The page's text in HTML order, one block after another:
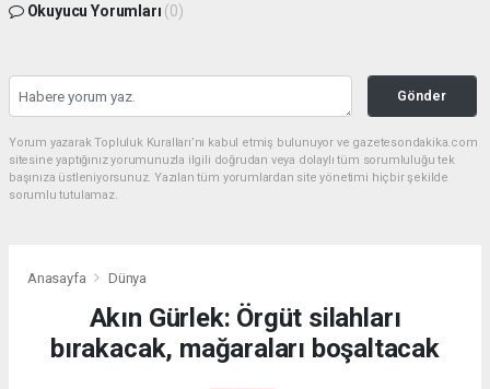
Okuyucu Yorumları (0)
Gönder
Yorum yazarak Topluluk Kuralları’nı kabul etmiş bulunuyor ve gazetesondakika.com
sitesine yaptığınız yorumunuzla ilgili doğrudan veya dolaylı tüm sorumluluğu tek
başınıza üstleniyorsunuz. Yazılan tüm yorumlardan site yönetimi hiçbir şekilde
sorumlu tutulamaz.
Anasayfa Dünya
Akın Gürlek: Örgüt silahları
bırakacak, mağaraları boşaltacak